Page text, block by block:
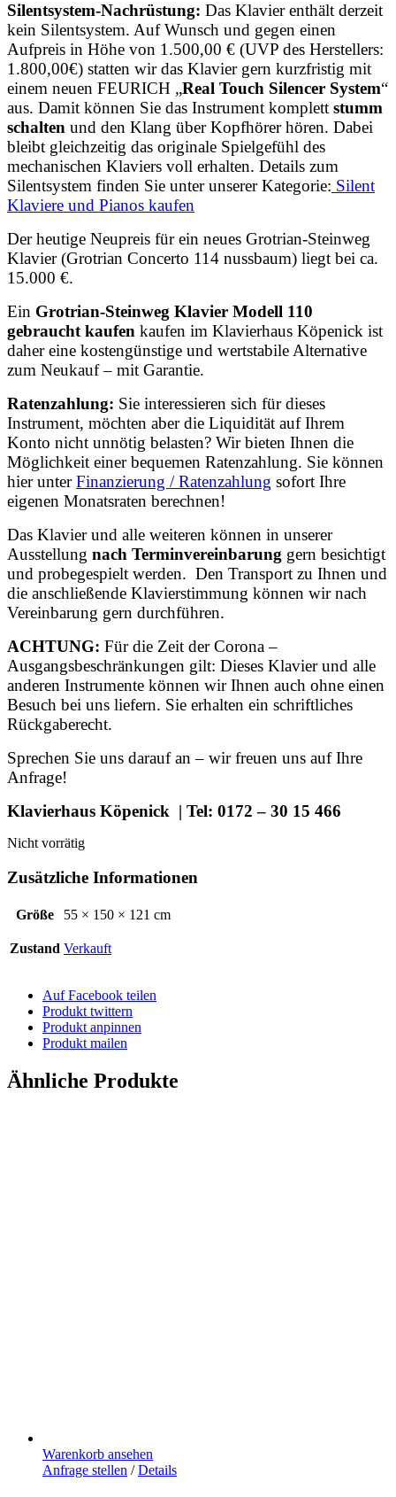
Silentsystem-Nachrüstung: Das Klavier enthält derzeit
kein Silentsystem. Auf Wunsch und gegen einen
Aufpreis in Höhe von 1.500,00 € (UVP des Herstellers:
1.800,00€) statten wir das Klavier gern kurzfristig mit
einem neuen FEURICH „Real Touch Silencer System“
aus. Damit können Sie das Instrument komplett stumm
schalten und den Klang über Kopfhörer hören. Dabei
bleibt gleichzeitig das originale Spielgefühl des
mechanischen Klaviers voll erhalten. Details zum
Silentsystem finden Sie unter unserer Kategorie: Silent
Klaviere und Pianos kaufen
Der heutige Neupreis für ein neues Grotrian-Steinweg
Klavier (Grotrian Concerto 114 nussbaum) liegt bei ca.
15.000 €.
Ein Grotrian-Steinweg Klavier Modell 110
gebraucht kaufen kaufen im Klavierhaus Köpenick ist
daher eine kostengünstige und wertstabile Alternative
zum Neukauf – mit Garantie.
Ratenzahlung: Sie interessieren sich für dieses
Instrument, möchten aber die Liquidität auf Ihrem
Konto nicht unnötig belasten? Wir bieten Ihnen die
Möglichkeit einer bequemen Ratenzahlung. Sie können
hier unterFinanzierung / Ratenzahlung sofort Ihre
eigenen Monatsraten berechnen!
Das Klavier und alle weiteren können in unserer
Ausstellung nach Terminvereinbarung gern besichtigt
und probegespielt werden. Den Transport zu Ihnen und
die anschließende Klavierstimmung können wir nach
Vereinbarung gern durchführen.
ACHTUNG: Für die Zeit der Corona –
Ausgangsbeschränkungen gilt: Dieses Klavier und alle
anderen Instrumente können wir Ihnen auch ohne einen
Besuch bei uns liefern. Sie erhalten ein schriftliches
Rückgaberecht.
Sprechen Sie uns darauf an – wir freuen uns auf Ihre
Anfrage!
Klavierhaus Köpenick | Tel: 0172 – 30 15 466
Nicht vorrätig
Zusätzliche Informationen
Größe 55 × 150 × 121 cm
Zustand Verkauft
Auf Facebook teilen
Produkt twittern
Produkt anpinnen
Produkt mailen
Ähnliche Produkte
Warenkorb ansehen
Anfrage stellen / Details